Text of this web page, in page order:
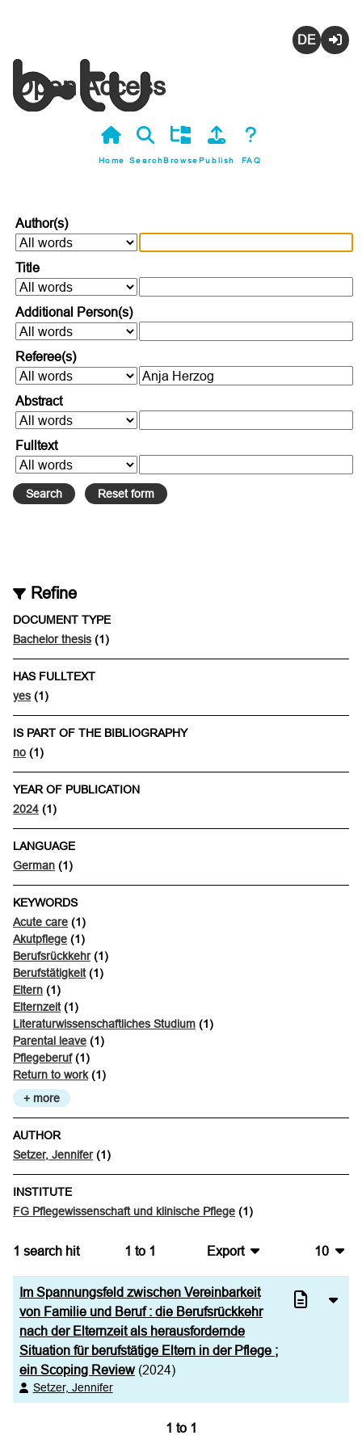
Open Access
Home SearchBrowsePublish FAQ
Author(s)
Title
Additional Person(s)
Referee(s)
Abstract
Fulltext
Refine
DOCUMENT TYPE
Bachelor thesis (1)
HAS FULLTEXT
yes (1)
IS PART OF THE BIBLIOGRAPHY
no (1)
YEAR OF PUBLICATION
2024 (1)
LANGUAGE
German (1)
KEYWORDS
Acute care (1)
Akutpflege (1)
Berufsrückkehr(1)
Berufstätigkeit(1)
Eltern (1)
Elternzeit(1)
Literaturwissenschaftliches Studium (1)
Parental leave (1)
Pflegeberuf(1)
Return to work(1)
+ more
AUTHOR
Setzer, Jennifer(1)
INSTITUTE
FG Pflegewissenschaft und klinische Pflege (1)
1 search hit 1 to 1
Export
BibTeX
CSV
RIS
10
10
Im Spannungsfeld zwischen Vereinbarkeit
von Familie und Beruf : die Berufsrückkehr
nach der Elternzeit als herausfordernde
Situation für berufstätige Eltern in der Pflege ;
ein Scoping Review (2024)
Setzer, Jennifer
1 to 1